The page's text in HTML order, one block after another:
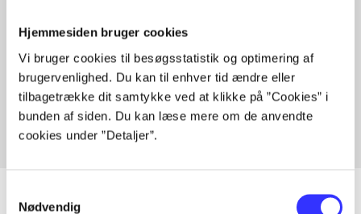
Hjemmesiden bruger cookies
Vi bruger cookies til besøgsstatistik og optimering af
brugervenlighed. Du kan til enhver tid ændre eller
tilbagetrække dit samtykke ved at klikke på ”Cookies” i
bunden af siden. Du kan læse mere om de anvendte
cookies under ”Detaljer”.
Nødvendig
Artikler med samme emner
Fra